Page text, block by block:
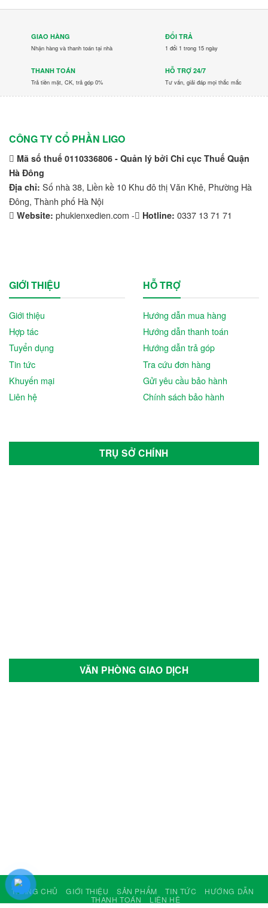
JVCEco
Kings Tire
Kymco
Lonking
LVTong
Maxxis
Michelin
Ninja
Noblelift
Yamaha
GIAO HÀNG
Nhận hàng và thanh toán tại nhà
ĐỔI TRẢ
1 đổi 1 trong 15 ngày
THANH TOÁN
Trả tiền mặt, CK, trả góp 0%
HỖ TRỢ 24/7
Tư vấn, giải đáp mọi thắc mắc
CÔNG TY CỔ PHẦN LIGO
Mã số thuế 0110336806 - Quản lý bởi Chi cục Thuế Quận
Hà Đông
Địa chỉ: Số nhà 38, Liền kề 10 Khu đô thị Văn Khê, Phường Hà
Đông, Thành phố Hà Nội
Website: phukienxedien.com - Hotline: 0337 13 71 71
GIỚI THIỆU
Giới thiệu
Hợp tác
Tuyển dụng
Tin tức
Khuyến mại
Liên hệ
HỖ TRỢ
Hướng dẫn mua hàng
Hướng dẫn thanh toán
Hướng dẫn trả góp
Tra cứu đơn hàng
Gửi yêu cầu bảo hành
Chính sách bảo hành
TRỤ SỞ CHÍNH
VĂN PHÒNG GIAO DỊCH
TRANG CHỦ GIỚI THIỆU SẢN PHẨM TIN TỨC
HƯỚNG DẪN
THANH TOÁN
LIÊN HỆ